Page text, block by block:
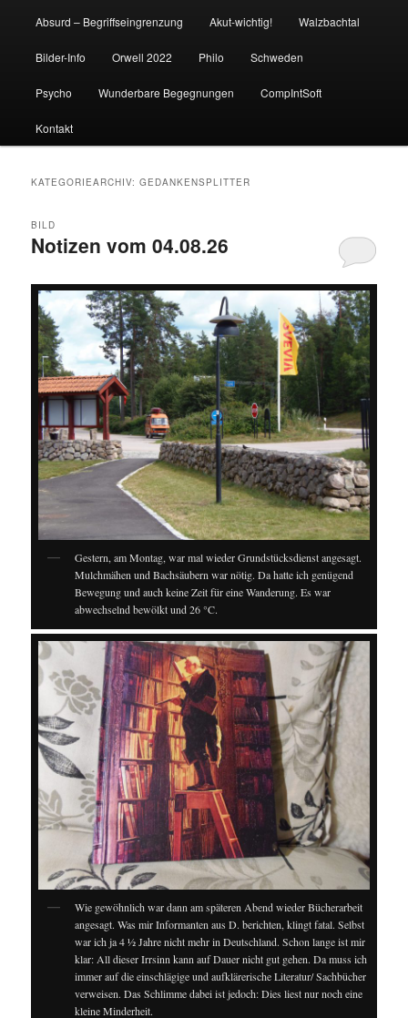
Absurd – Begriffseingrenzung Akut-wichtig! Walzbachtal
Bilder-Info Orwell 2022 Philo Schweden
Psycho Wunderbare Begegnungen CompIntSoft
Kontakt
KATEGORIEARCHIV:GEDANKENSPLITTER
Notizen vom 04.08.26
BILD
Gestern, am Montag, war mal wieder Grundstücksdienst angesagt.
Mulchmähen und Bachsäubern war nötig. Da hatte ich genügend
Bewegung und auch keine Zeit für eine Wanderung. Es war
abwechselnd bewölkt und 26 °C.
Wie gewöhnlich war dann am späteren Abend wieder Bücherarbeit
angesagt. Was mir Informanten aus D. berichten, klingt fatal. Selbst
war ich ja 4 ½ Jahre nicht mehr in Deutschland. Schon lange ist mir
klar: All dieser Irrsinn kann auf Dauer nicht gut gehen. Da muss ich
immer auf die einschlägige und aufklärerische Literatur/ Sachbücher
verweisen. Das Schlimme dabei ist jedoch: Dies liest nur noch eine
kleine Minderheit.